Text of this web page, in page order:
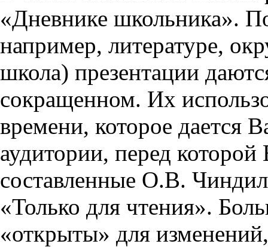
«Дневнике школьника».
например, литературе,
школа) презентации
сокращенном. Их
времени, которое дается
аудитории, перед
составленные О.В.
«Только для чтения».
«открыты» для